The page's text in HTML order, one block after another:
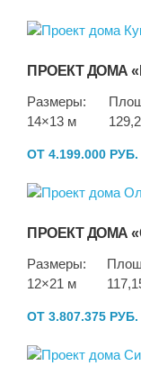
ПРОЕКТ ДОМА
Размеры:
14×13 м
ОТ 4.199.000 РУБ.
ПРОЕКТ ДОМА
Размеры:
12×21 м
ОТ 3.807.375 РУБ.